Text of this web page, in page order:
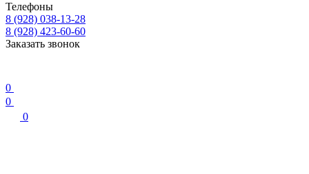
Телефоны
8 (928) 038-13-28
8 (928) 423-60-60
Заказать звонок
0
0
0